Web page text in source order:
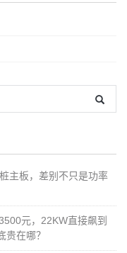
主板，差别不只是功率
元，22KW直接飙到
在哪？